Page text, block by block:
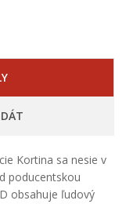
Kortina sa nesie v
poducentskou
obsahuje ľudový